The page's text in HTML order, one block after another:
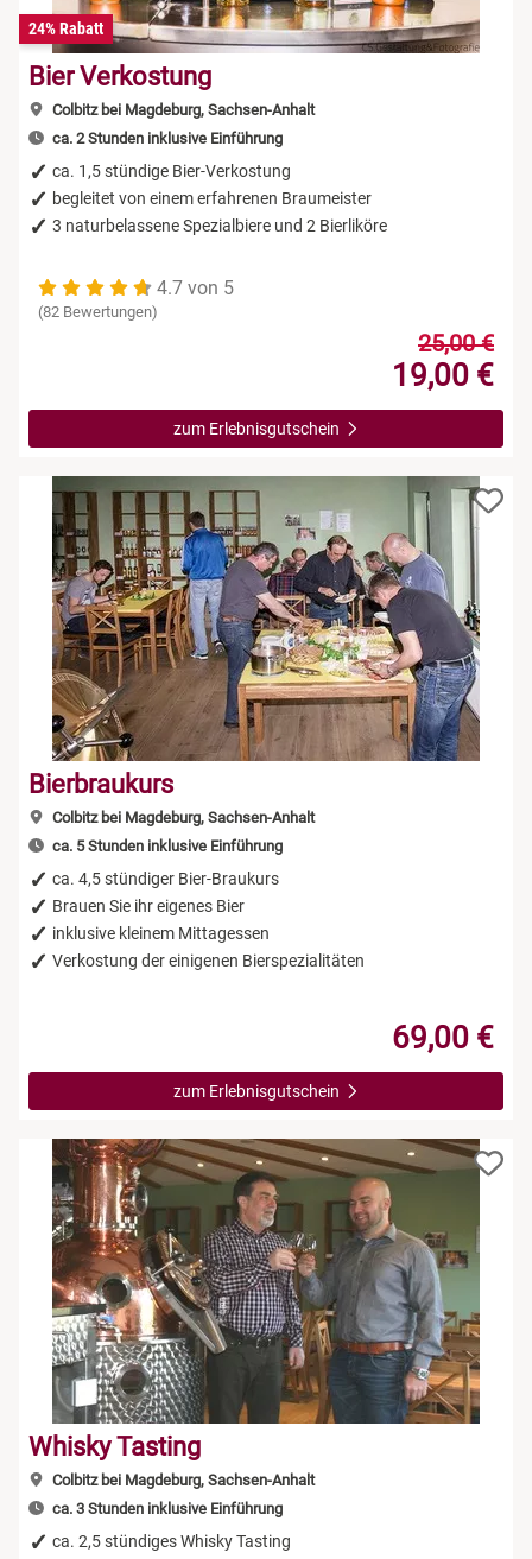
24% Rabatt
Bier Verkostung
Colbitz bei Magdeburg, Sachsen-Anhalt
ca. 2 Stunden inklusive Einführung
ca. 1,5 stündige Bier-Verkostung
begleitet von einem erfahrenen Braumeister
3 naturbelassene Spezialbiere und 2 Bierliköre
4.7 von 5
(82 Bewertungen)
25,00 €
19,00 €
zum Erlebnisgutschein
Bierbraukurs
Colbitz bei Magdeburg, Sachsen-Anhalt
ca. 5 Stunden inklusive Einführung
ca. 4,5 stündiger Bier-Braukurs
Brauen Sie ihr eigenes Bier
inklusive kleinem Mittagessen
Verkostung der einigenen Bierspezialitäten
69,00 €
zum Erlebnisgutschein
Whisky Tasting
Colbitz bei Magdeburg, Sachsen-Anhalt
ca. 3 Stunden inklusive Einführung
ca. 2,5 stündiges Whisky Tasting